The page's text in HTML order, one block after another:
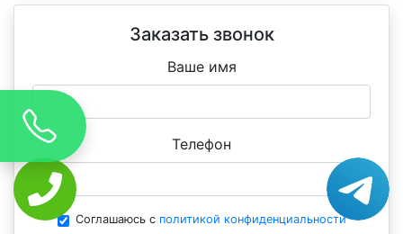
Заказать звонок
Ваше имя
Телефон
Соглашаюсь с политикой конфиденциальности